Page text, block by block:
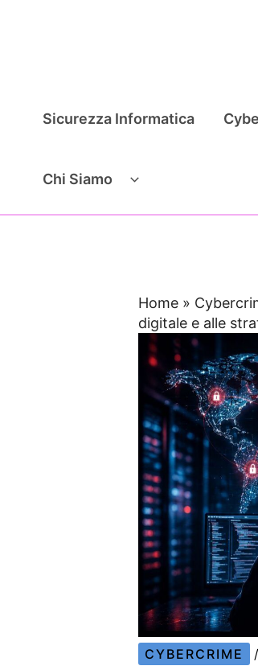
Sicurezza Informatica
Chi Siamo
Home »
digitale e alle
CYBERCRIME /